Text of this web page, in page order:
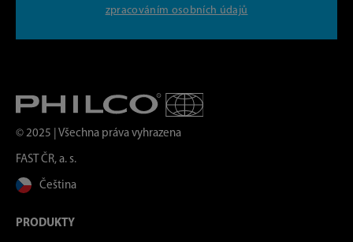
zpracováním osobních údajů
© 2025 | Všechna práva vyhrazena
FAST ČR, a. s.
Čeština
PRODUKTY